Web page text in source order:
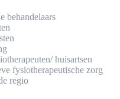
behandelaars
huisartsen
fysiotherapeutische zorg
regio